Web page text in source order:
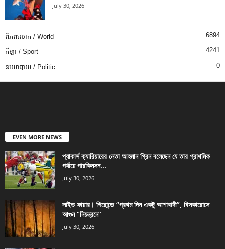
July 30, 2026
ពិភពលោក / World 6894
កីឡា / Sport 4241
នយោបាយ / Politic 0
EVEN MORE NEWS
প্যাকার্স ক্যারিয়ারের নেতা আহমান গ্রিন বলেছেন যে তার প্রাথমিক
পর্যায়ে পারকিনসন...
July 30, 2026
লাইভ ফায়ার। গিরোন্ডে “প্রথম দিন একটু আশাবাদী”, বিসকারোসে
আগুন “নিয়ন্ত্রনে”
July 30, 2026